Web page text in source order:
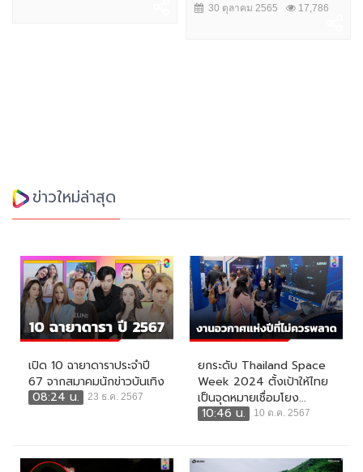
30 ตุลาคม 2565 17,786
ข่าวใหม่ล่าสุด
เปิด 10 ฉายาดาราประจำปี
67 จากสมาคมนักข่าวบันเทิง
08:24 น.
23 ธ.ค. 2567
ยกระดับ Thailand Space
Week 2024 ตั้งเป้าให้ไทย
เป็นจุดหมายเชื่อมโยง...
10:46 น.
10 ต.ค. 2567